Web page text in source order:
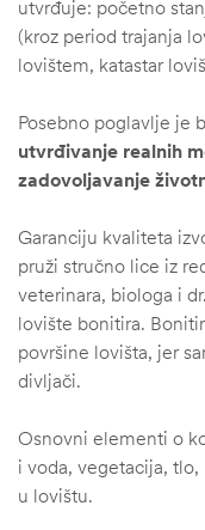
utvrđuje: početno
(kroz period trajanja
lovištem, katastar
Posebno poglavlje je
utvrđivanje realnih
zadovoljavanje
Garanciju kvaliteta
pruži stručno lice iz
veterinara, biologa i
lovište bonitira.
površine lovišta, jer
divljači.
Osnovni elementi o
i voda, vegetacija,
u lovištu.